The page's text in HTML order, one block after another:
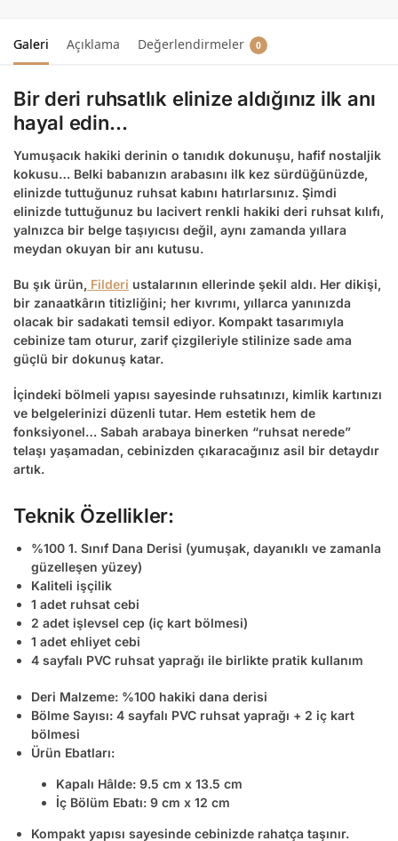
Galeri Açıklama Değerlendirmeler 0
Bir deri ruhsatlık elinize aldığınız ilk anı
hayal edin…
Yumuşacık hakiki derinin o tanıdık dokunuşu, hafif nostaljik
kokusu… Belki babanızın arabasını ilk kez sürdüğünüzde,
elinizde tuttuğunuz ruhsat kabını hatırlarsınız. Şimdi
elinizde tuttuğunuz bu lacivert renkli hakiki deri ruhsat kılıfı,
yalnızca bir belge taşıyıcısı değil, aynı zamanda yıllara
meydan okuyan bir anı kutusu.
Bu şık ürün, Filderi ustalarının ellerinde şekil aldı. Her dikişi,
bir zanaatkârın titizliğini; her kıvrımı, yıllarca yanınızda
olacak bir sadakati temsil ediyor. Kompakt tasarımıyla
cebinize tam oturur, zarif çizgileriyle stilinize sade ama
güçlü bir dokunuş katar.
İçindeki bölmeli yapısı sayesinde ruhsatınızı, kimlik kartınızı
ve belgelerinizi düzenli tutar. Hem estetik hem de
fonksiyonel… Sabah arabaya binerken “ruhsat nerede”
telaşı yaşamadan, cebinizden çıkaracağınız asil bir detaydır
artık.
Teknik Özellikler:
%100 1. Sınıf Dana Derisi (yumuşak, dayanıklı ve zamanla
güzelleşen yüzey)
Kaliteli işçilik
1 adet ruhsat cebi
2 adet işlevsel cep (iç kart bölmesi)
1 adet ehliyet cebi
4 sayfalı PVC ruhsat yaprağı ile birlikte pratik kullanım
Deri Malzeme: %100 hakiki dana derisi
Bölme Sayısı: 4 sayfalı PVC ruhsat yaprağı + 2 iç kart
bölmesi
Ürün Ebatları:
Kapalı Hâlde: 9.5 cm x 13.5 cm
İç Bölüm Ebatı: 9 cm x 12 cm
Kompakt yapısı sayesinde cebinizde rahatça taşınır.